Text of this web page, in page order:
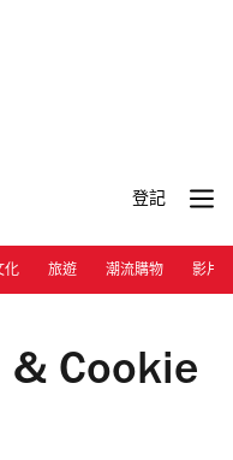
登記
化 旅遊 潮流購物 影片
& Cookie Co. | 斑蘭冰
& Cookie